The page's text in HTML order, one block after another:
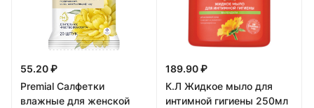
55.20 ₽
Premial Салфетки
влажные для женской
189.90 ₽
К.Л Жидкое мыло для
интимной гигиены 250мл